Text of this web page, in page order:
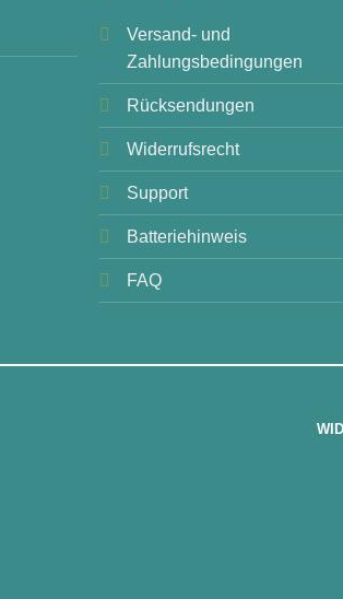
Versand- und
Zahlungsbedingungen
Rücksendungen
Widerrufsrecht
Support
Batteriehinweis
FAQ